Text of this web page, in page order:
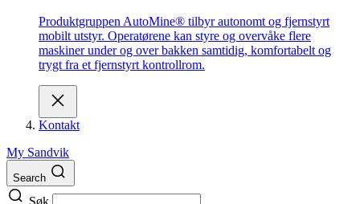
Produktgruppen AutoMine® tilbyr autonomt og fjernstyrt
mobilt utstyr. Operatørene kan styre og overvåke flere
maskiner under og over bakken samtidig, komfortabelt og
trygt fra et fjernstyrt kontrollrom.
Kontakt
My Sandvik
Search